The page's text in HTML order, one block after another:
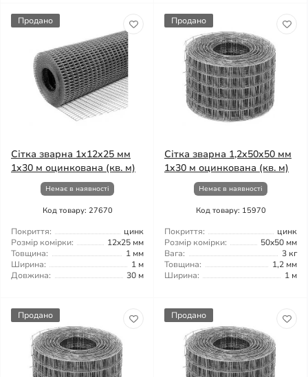
Продано
Сітка зварна 1x12x25 мм
1x30 м оцинкована (кв. м)
Немає в наявності
Код товару: 27670
Покриття:
цинк
Розмір комірки:
12x25 мм
Товщина:
1 мм
Ширина:
1 м
Довжина:
30 м
Продано
Сітка зварна 1,2x50x50 мм
1x30 м оцинкована (кв. м)
Немає в наявності
Код товару: 15970
Покриття:
цинк
Розмір комірки:
50x50 мм
Вага:
3 кг
Товщина:
1,2 мм
Ширина:
1 м
Продано Продано